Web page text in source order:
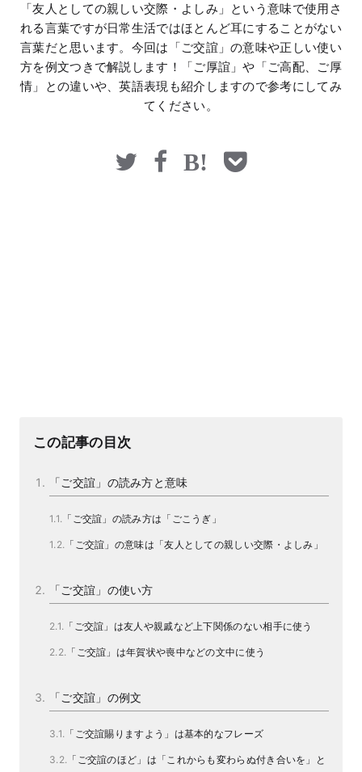
「友人としての親しい交際・よしみ」という意味で使用さ
れる言葉ですが日常生活ではほとんど耳にすることがない
言葉だと思います。今回は「ご交誼」の意味や正しい使い
方を例文つきで解説します！「ご厚誼」や「ご高配、ご厚
情」との違いや、英語表現も紹介しますので参考にしてみ
てください。
この記事の目次
「ご交誼」の読み方と意味
「ご交誼」の読み方は「ごこうぎ」
「ご交誼」の意味は「友人としての親しい交際・よしみ」
「ご交誼」の使い方
「ご交誼」は友人や親戚など上下関係のない相手に使う
「ご交誼」は年賀状や喪中などの文中に使う
「ご交誼」の例文
「ご交誼賜りますよう」は基本的なフレーズ
「ご交誼のほど」は「これからも変わらぬ付き合いを」と